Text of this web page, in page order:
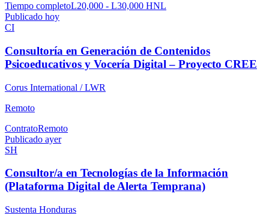
Tiempo completoL20,000 - L30,000 HNL
Publicado hoy
CI
Consultoría en Generación de Contenidos
Psicoeducativos y Vocería Digital – Proyecto CREE
Corus International / LWR
Remoto
ContratoRemoto
Publicado ayer
SH
Consultor/a en Tecnologías de la Información
(Plataforma Digital de Alerta Temprana)
Sustenta Honduras